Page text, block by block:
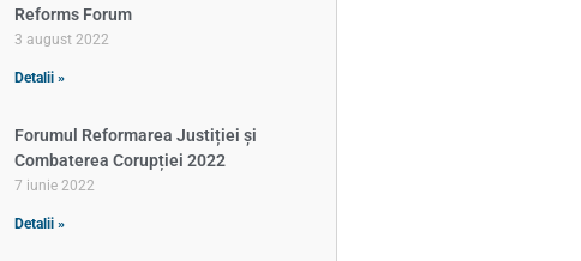
Reforms Forum
3 august 2022
Detalii »
Forumul Reformarea Justiției și
Combaterea Corupției 2022
7 iunie 2022
Detalii »